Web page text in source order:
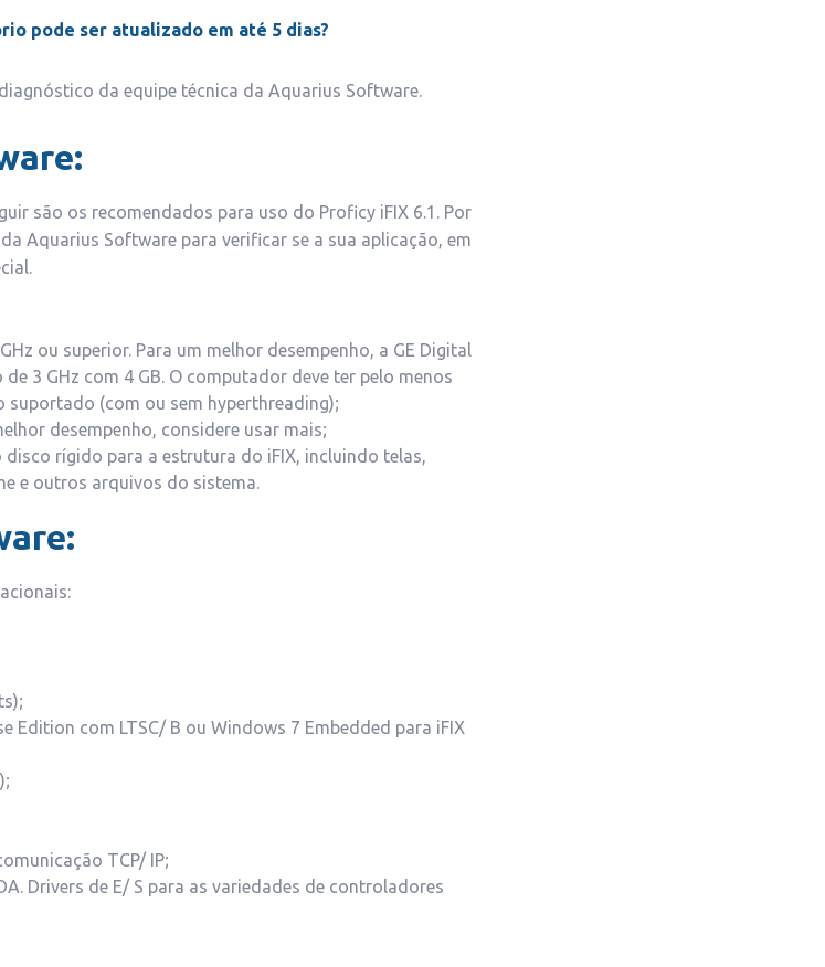
pode ser atualizado em até 5 dias?
da equipe técnica da Aquarius Software.
são os recomendados para uso do Proficy iFIX 6.1. Por
Aquarius Software para verificar se a sua aplicação, em
ou superior. Para um melhor desempenho, a GE Digital
3 GHz com 4 GB. O computador deve ter pelo menos
suportado (com ou sem hyperthreading);
desempenho, considere usar mais;
disco rígido para a estrutura do iFIX, incluindo telas,
e outros arquivos do sistema.
Edition com LTSC/ B ou Windows 7 Embedded para iFIX
TCP/ IP;
Drivers de E/ S para as variedades de controladores